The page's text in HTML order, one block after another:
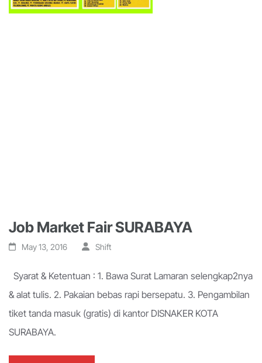
Job Market Fair SURABAYA
May 13, 2016 Shift
Syarat & Ketentuan : 1. Bawa Surat Lamaran selengkap2nya
& alat tulis. 2. Pakaian bebas rapi bersepatu. 3. Pengambilan
tiket tanda masuk (gratis) di kantor DISNAKER KOTA
SURABAYA.